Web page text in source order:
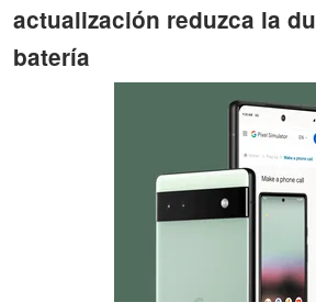
actualización reduzca la
batería